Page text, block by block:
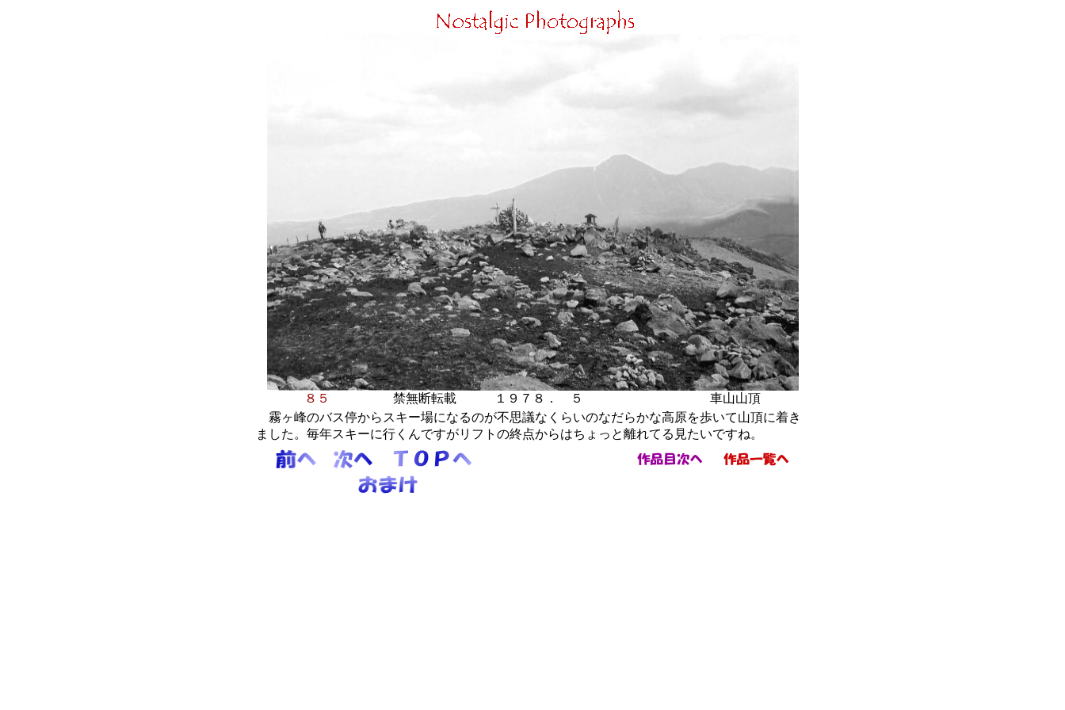
８５ 禁無断転載 １９７８． ５ 車山山頂
霧ヶ峰のバス停からスキー場になるのが不思議なくらいのなだらかな高原を歩いて山頂に着き
ました。毎年スキーに行くんですがリフトの終点からはちょっと離れてる見たいですね。